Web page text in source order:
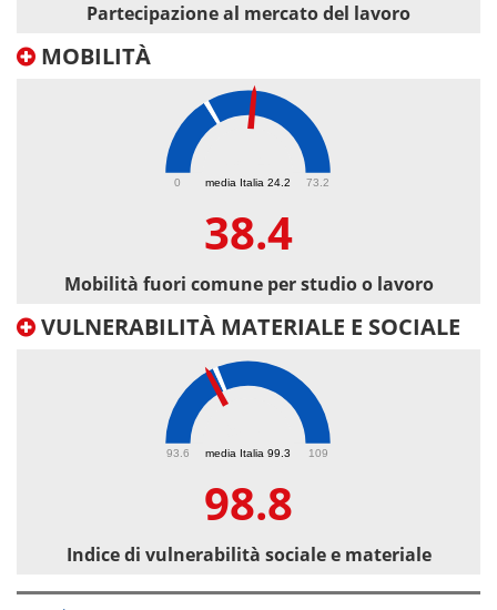
Partecipazione al mercato del lavoro
MOBILITÀ
media Italia 24.2
0 73.2
38.4
Mobilità fuori comune per studio o lavoro
VULNERABILITÀ MATERIALE E SOCIALE
media Italia 99.3
93.6 109
98.8
Indice di vulnerabilità sociale e materiale